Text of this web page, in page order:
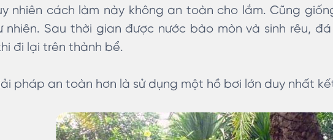
nhiên cách làm này không an toàn cho lắm. Cũng
nhiên. Sau thời gian được nước bào mòn và sinh rêu,
đi lại trên thành bể.
pháp an toàn hơn là sử dụng một hồ bơi lớn duy nhất